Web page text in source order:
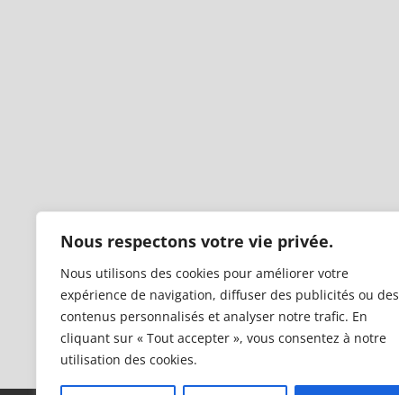
Nous respectons votre vie privée.
Nous utilisons des cookies pour améliorer votre
expérience de navigation, diffuser des publicités ou des
contenus personnalisés et analyser notre trafic. En
cliquant sur « Tout accepter », vous consentez à notre
utilisation des cookies.